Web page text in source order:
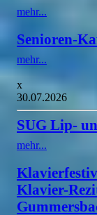
mehr...
Senioren-
mehr...
x
30.07.2026
SUG Lip-
mehr...
Klavier-